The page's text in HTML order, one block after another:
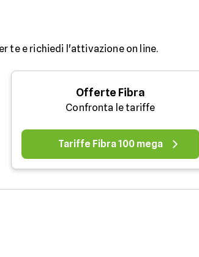
te e richiedi l'attivazione on line.
Offerte Fibra
Confronta le tariffe
Tariffe Fibra 100 mega